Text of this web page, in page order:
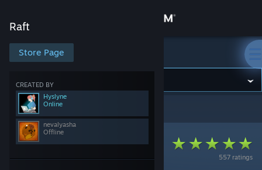
Store
Community
About
Support
Raft
Store Page
CREATED BY
Hyslyne
Online
nevalyasha
Offline
Raft
>Guides
557 ratings